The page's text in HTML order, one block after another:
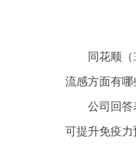
同花顺
流感方面有哪
公司回答
可提升免疫